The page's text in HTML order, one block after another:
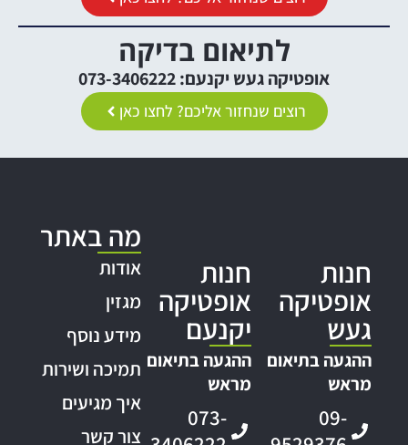
לתיאום בדיקה
אופטיקה געש יקנעם: 073-3406222
רוצים שנחזור אליכם? לחצו כאן
חנות
אופטיקה
געש
ההגעה בתיאום
מראש
09-
חנות
אופטיקה
יקנעם
ההגעה בתיאום
מראש
073-
מה באתר
אודות
מגזין
מידע נוסף
תמיכה ושירות
איך מגיעים
צור קשר